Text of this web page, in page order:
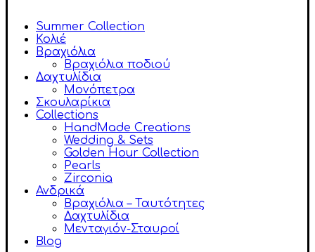
Summer Collection
Κολιέ
Βραχιόλια
Βραχιόλια ποδιού
Δαχτυλίδια
Μονόπετρα
Σκουλαρίκια
Collections
HandMade Creations
Wedding & Sets
Golden Hour Collection
Pearls
Zirconia
Ανδρικά
Βραχιόλια – Ταυτότητες
Δαχτυλίδια
Μενταγιόν-Σταυροί
Blog